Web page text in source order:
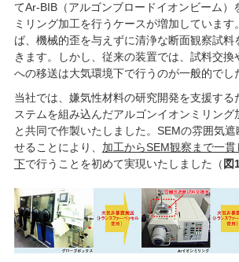
てAr-BIB（アルゴンブロードイオンビーム）
ミリング加工を行うケースが増加しています
ば、機械的歪を与えずに清浄な断面観察試料
きます。しかし、従来の装置では、試料交換
への移送は大気環境下で行うのが一般的でし
当社では、嫌気性材料の研究開発を支援する
ステムを組み込んだアルゴンイオンミリング
と共同で作製いたしました。SEMの雰囲気遮
せることにより、 加工からSEM観察まで一
下で行うことを初めて実現いたしました（ 図